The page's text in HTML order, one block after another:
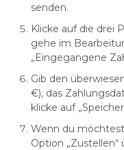
senden.
Klicke auf die drei
gehe im
„Eingegangene
Gib den
€), das
klicke auf
Wenn du
Option